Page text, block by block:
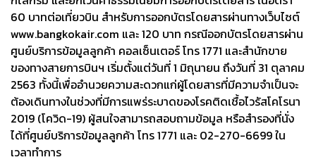
60 บาทต่อเที่ยวบิน สำหรับการออกบัตรโดยสารผ่านทางเว็บไซต์
www.bangkokair.com และ 120 บาท กรณีออกบัตรโดยสารผ่าน
ศูนย์บริการข้อมูลลูกค้า คอลเซ็นเตอร์ โทร 1771 และสำนักขาย
ของทางสายการบินฯ เริ่มตั้งแต่วันที่ 1 มิถุนายน ถึงวันที่ 31 ตุลาคม
2563 ทั้งนี้เพื่ออำนวยความสะดวกแก่ผู้โดยสารที่มีความจำเป็นจะ
ต้องเดินทางในช่วงที่มีการแพร่ระบาดของโรคติดเชื้อไวรัสโคโรนา
2019 (โควิด-19) ผู้สนใจสามารถสอบถามข้อมูล หรือสำรองที่นั่ง
ได้ที่ศูนย์บริการข้อมูลลูกค้า โทร 1771 และ 02-270-6699 ใน
เวลาทำการ